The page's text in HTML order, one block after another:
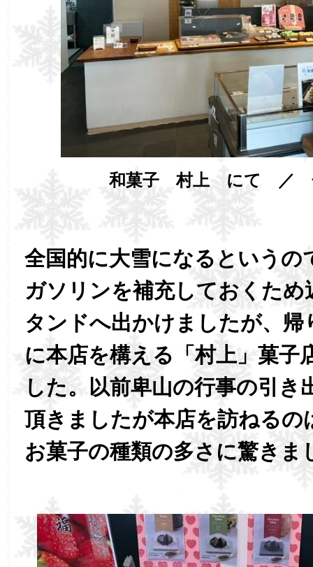
和菓子 村上 にて ／
全国的に大雪になるというの
ガソリンを補充しておくた
タンドへ出かけましたが、帰
に本店を構える「村上」菓子
した。以前卑山の行事の引き
頂きましたが本店を訪ねるの
お菓子の種類の多さに驚きま